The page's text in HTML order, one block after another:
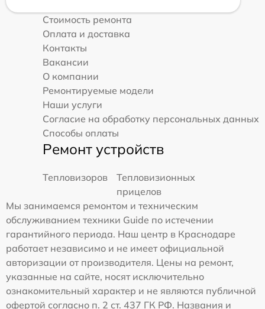
Стоимость ремонта
Оплата и доставка
Контакты
Вакансии
О компании
Ремонтируемые модели
Наши услуги
Согласие на обработку персональных данных
Способы оплаты
Ремонт устройств
Тепловизоров
Тепловизионных
прицелов
Мы занимаемся ремонтом и техническим
обслуживанием техники Guide по истечении
гарантийного периода. Наш центр в Краснодаре
работает независимо и не имеет официальной
авторизации от производителя. Цены на ремонт,
указанные на сайте, носят исключительно
ознакомительный характер и не являются публичной
офертой согласно п. 2 ст. 437 ГК РФ. Названия и